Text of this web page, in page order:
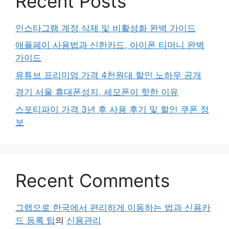
인스타그램 계정 삭제 및 비활성화 완벽 가이드
애플페이 사용법과 신한카드, 아이폰 티머니 완벽
가이드
유튜브 프리미엄 가격 4천원대 할인 노하우 공개
경기 서울 휴대폰성지, 세모폰이 핫한 이유
스포티파이 가격 3년 후 사용 후기 및 할인 쿠폰 정
보
Recent Comments
그랩으로 한국에서 편리하게 이동하는 법과 신용카
드 등록 팁의 신용관리